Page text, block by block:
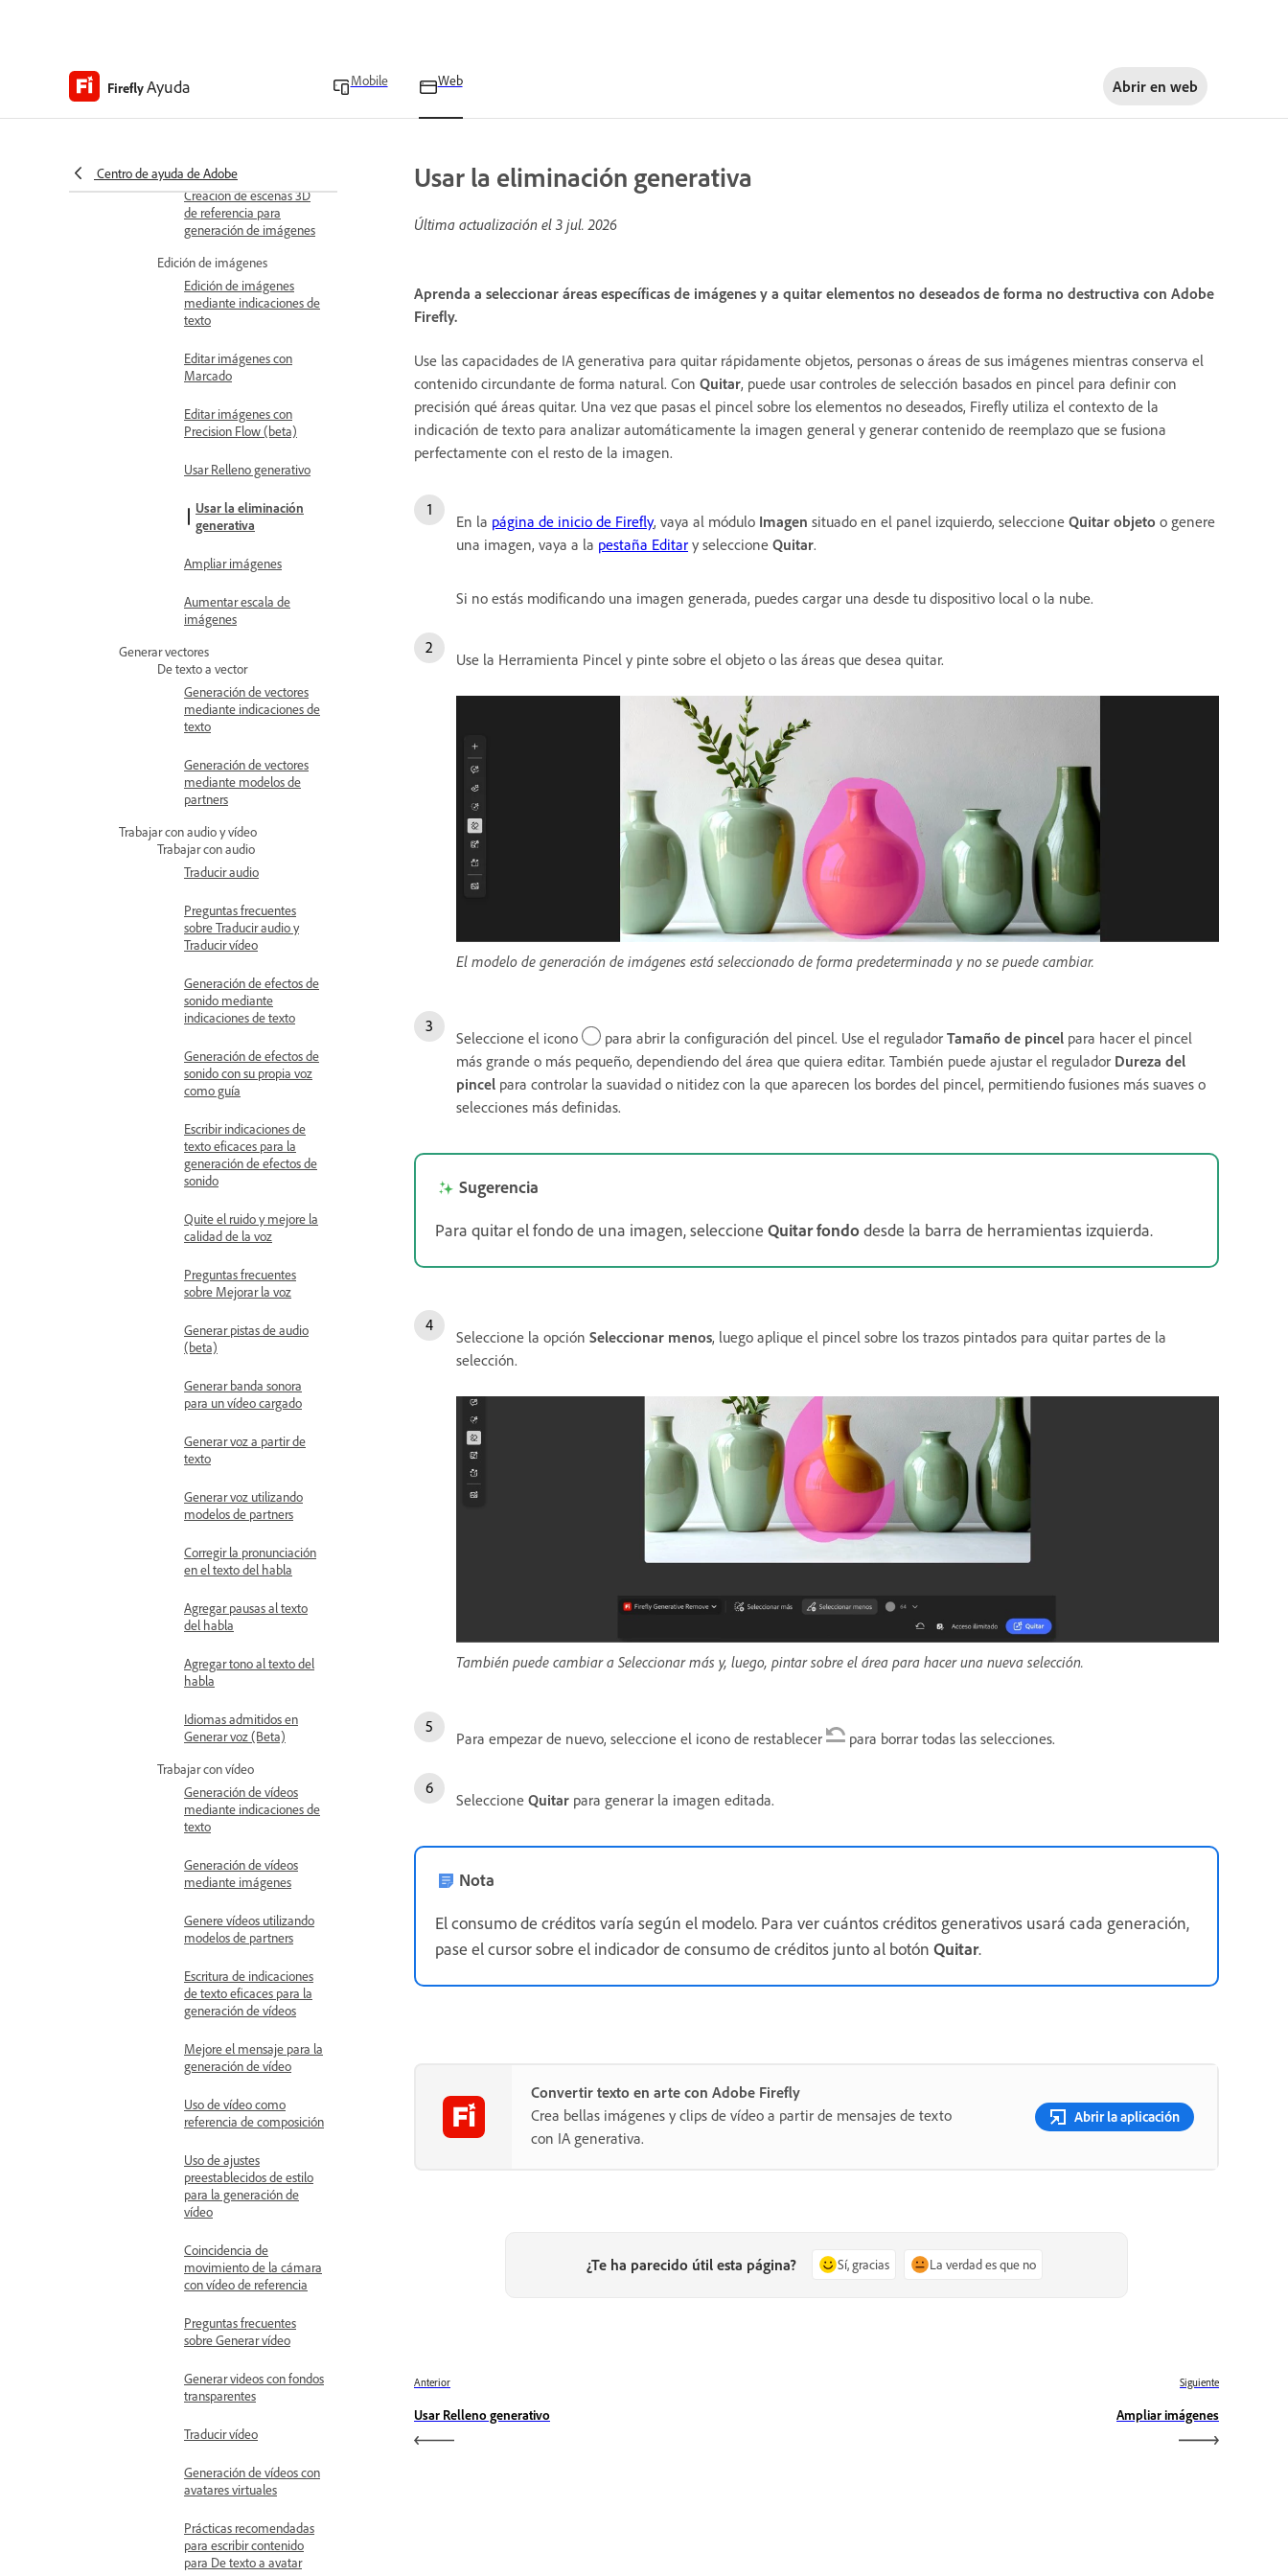
FireflyAyuda Mobile Web Abrir en web
Centro de ayuda de Adobe
Generar imágenes con
Creación de escenas 3D
de referencia para
generación de imágenes
Edición de imágenes
Edición de imágenes
mediante indicaciones de
texto
Editar imágenes con
Marcado
Editar imágenes con
Precision Flow (beta)
Usar Relleno generativo
Usar la eliminación
generativa
Ampliar imágenes
Aumentar escala de
imágenes
Generar vectores
De texto a vector
Generación de vectores
mediante indicaciones de
texto
Generación de vectores
mediante modelos de
partners
Trabajar con audio y vídeo
Trabajar con audio
Traducir audio
Preguntas frecuentes
sobre Traducir audio y
Traducir vídeo
Generación de efectos de
sonido mediante
indicaciones de texto
Generación de efectos de
sonido con su propia voz
como guía
Escribir indicaciones de
texto eficaces para la
generación de efectos de
sonido
Quite el ruido y mejore la
calidad de la voz
Preguntas frecuentes
sobre Mejorar la voz
Generar pistas de audio
(beta)
Generar banda sonora
para un vídeo cargado
Generar voz a partir de
texto
Generar voz utilizando
modelos de partners
Corregir la pronunciación
en el texto del habla
Agregar pausas al texto
del habla
Agregar tono al texto del
habla
Idiomas admitidos en
Generar voz (Beta)
Trabajar con vídeo
Generación de vídeos
mediante indicaciones de
texto
Generación de vídeos
mediante imágenes
Genere vídeos utilizando
modelos de partners
Escritura de indicaciones
de texto eficaces para la
generación de vídeos
Mejore el mensaje para la
generación de vídeo
Uso de vídeo como
referencia de composición
Uso de ajustes
preestablecidos de estilo
para la generación de
vídeo
Coincidencia de
movimiento de la cámara
con vídeo de referencia
Preguntas frecuentes
sobre Generar vídeo
Generar videos con fondos
transparentes
Traducir vídeo
Generación de vídeos con
avatares virtuales
Prácticas recomendadas
para escribir contenido
para De texto a avatar
Usar la eliminación generativa
Última actualización el 3 jul. 2026
Aprenda a seleccionar áreas específicas de imágenes y a quitar elementos no deseados de forma no destructiva con Adobe
Firefly.
Use las capacidades de IA generativa para quitar rápidamente objetos, personas o áreas de sus imágenes mientras conserva el
contenido circundante de forma natural. Con Quitar, puede usar controles de selección basados en pincel para definir con
precisión qué áreas quitar. Una vez que pasas el pincel sobre los elementos no deseados, Firefly utiliza el contexto de la
indicación de texto para analizar automáticamente la imagen general y generar contenido de reemplazo que se fusiona
perfectamente con el resto de la imagen.
En la página de inicio de Firefly, vaya al módulo Imagen situado en el panel izquierdo, seleccione Quitar objeto o genere
una imagen, vaya a la pestaña Editar y seleccione Quitar.
Si no estás modificando una imagen generada, puedes cargar una desde tu dispositivo local o la nube.
Use la Herramienta Pincel y pinte sobre el objeto o las áreas que desea quitar.
El modelo de generación de imágenes está seleccionado de forma predeterminada y no se puede cambiar.
Seleccione el icono para abrir la configuración del pincel. Use el regulador Tamaño de pincel para hacer el pincel
más grande o más pequeño, dependiendo del área que quiera editar. También puede ajustar el regulador Dureza del
pincel para controlar la suavidad o nitidez con la que aparecen los bordes del pincel, permitiendo fusiones más suaves o
selecciones más definidas.
Sugerencia
Para quitar el fondo de una imagen, seleccione Quitar fondodesde la barra de herramientas izquierda.
Seleccione la opción Seleccionar menos, luego aplique el pincel sobre los trazos pintados para quitar partes de la
selección.
También puede cambiar a Seleccionar más y, luego, pintar sobre el área para hacer una nueva selección.
Para empezar de nuevo, seleccione el icono de restablecer para borrar todas las selecciones.
Seleccione Quitar para generar la imagen editada.
Nota
El consumo de créditos varía según el modelo. Para ver cuántos créditos generativos usará cada generación,
pase el cursor sobre el indicador de consumo de créditos junto al botón Quitar.
Convertir texto en arte con Adobe Firefly
Crea bellas imágenes y clips de vídeo a partir de mensajes de texto
con IA generativa.
Abrir la aplicación
¿Te ha parecido útil esta página? Sí, gracias La verdad es que no
Anterior
Usar Relleno generativo
Siguiente
Ampliar imágenes